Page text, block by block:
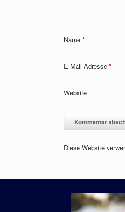
Name *
E-Mail-Adresse *
Website
Diese Website